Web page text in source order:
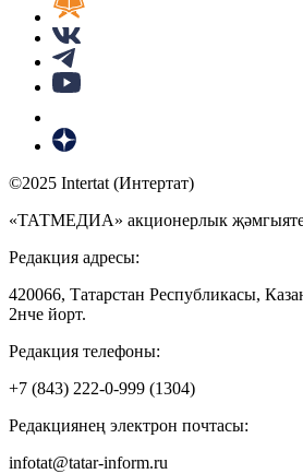
©2025 Intertat (Интертат)
«ТАТМЕДИА» акционерлык
Редакция адресы:
420066, Татарстан Республикасы,
2нче йорт.
Редакция телефоны:
+7 (843) 222-0-999 (1304)
Редакциянең электрон почтасы:
infotat@tatar-inform.ru